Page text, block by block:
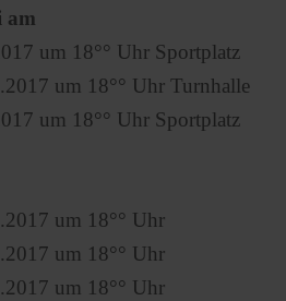
am
um 18°° Uhr Sportplatz
um 18°° Uhr Turnhalle
um 18°° Uhr Sportplatz
um 18°° Uhr
um 18°° Uhr
um 18°° Uhr